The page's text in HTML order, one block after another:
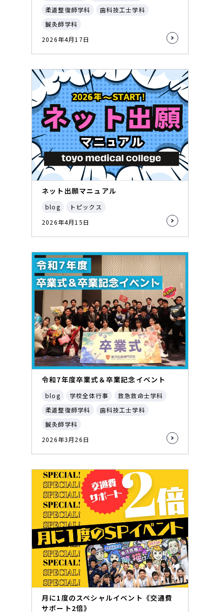
柔道整復師学科
歯科技工士学科
鍼灸師学科
2026年4月17日
ネット出願マニュアル
blog
トピックス
2026年4月15日
令和7年度卒業式＆卒業記念イベント
blog 学校全体行事
救急救命士学科
柔道整復師学科
歯科技工士学科
鍼灸師学科
2026年3月26日
月に1度のスペシャルイベント《交通費
サポート2倍》